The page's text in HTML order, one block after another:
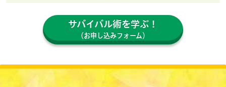
サバイバル術を学ぶ！
（お申し込みフォーム）